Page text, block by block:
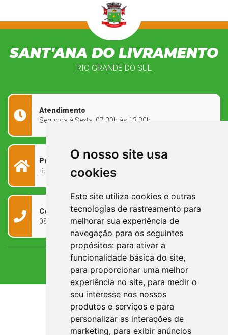
O nosso site usa
cookies
Este site utiliza cookies e outras
tecnologias de rastreamento para
melhorar sua experiência de
navegação para os seguintes
propósitos: para ativar a
funcionalidade básica do site,
para proporcionar uma melhor
experiência no site, para medir o
seu interesse nos nossos
produtos e serviços e para
personalizar as interações de
marketing, para exibir anúncios
SANT'ANA DO LIVRAMENTO
RIO GRANDE DO SUL
Atendimento
Segunda à Sexta: 07:30h às 13:30h
Prefeitura Municipal
R. Rivadávia Corrêa, 858 - Centro - RS, 97573-010
Contato
0800 090 2050